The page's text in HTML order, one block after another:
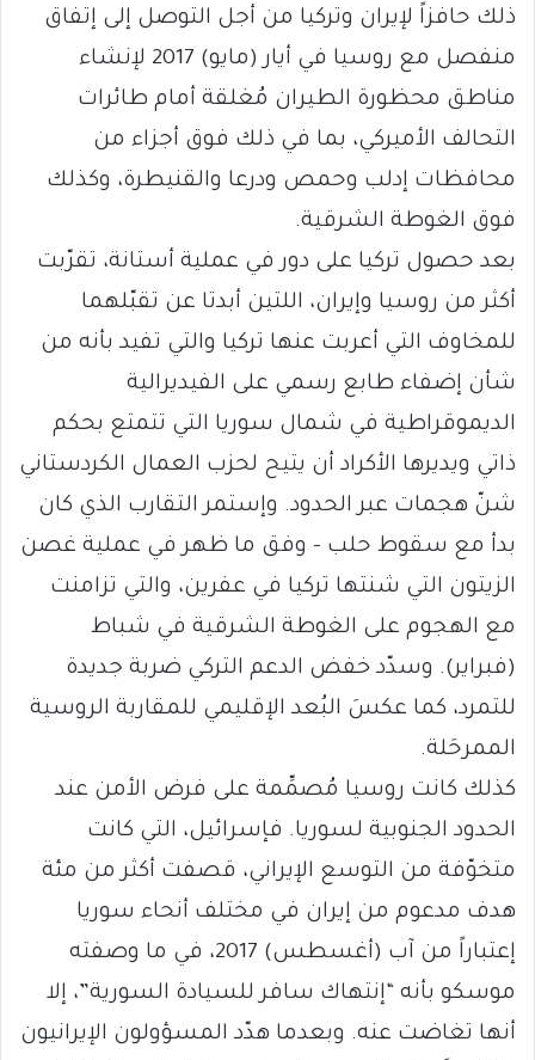
ذلك حافزاً لإيران وتركيا من أجل التوصل إلى إتفاق
منفصل مع روسيا في أيار (مايو) 2017 لإنشاء
مناطق محظورة الطيران مُغلقة أمام طائرات
التحالف الأميركي، بما في ذلك فوق أجزاء من
محافظات إدلب وحمص ودرعا والقنيطرة، وكذلك
فوق الغوطة الشرقية.
بعد حصول تركيا على دور في عملية أستانة، تقرّبت
أكثر من روسيا وإيران، اللتين أبدتا عن تقبّلهما
للمخاوف التي أعربت عنها تركيا والتي تفيد بأنه من
شأن إضفاء طابع رسمي على الفيديرالية
الديموقراطية في شمال سوريا التي تتمتع بحكم
ذاتي ويديرها الأكراد أن يتيح لحزب العمال الكردستاني
شنّ هجمات عبر الحدود. وإستمر التقارب الذي كان
بدأ مع سقوط حلب – وفق ما ظهر في عملية غصن
الزيتون التي شنتها تركيا في عفرين، والتي تزامنت
مع الهجوم على الغوطة الشرقية في شباط
(فبراير). وسدّد خفض الدعم التركي ضربة جديدة
للتمرد، كما عكسَ البُعد الإقليمي للمقاربة الروسية
الممرحَلة.
كذلك كانت روسيا مُصمِّمة على فرض الأمن عند
الحدود الجنوبية لسوريا. فإسرائيل، التي كانت
متخوّفة من التوسع الإيراني، قصفت أكثر من مئة
هدف مدعوم من إيران في مختلف أنحاء سوريا
إعتباراً من آب (أغسطس) 2017، في ما وصفته
موسكو بأنه “إنتهاك سافر للسيادة السورية”، إلا
أنها تغاضت عنه. وبعدما هدّد المسؤولون الإيرانيون